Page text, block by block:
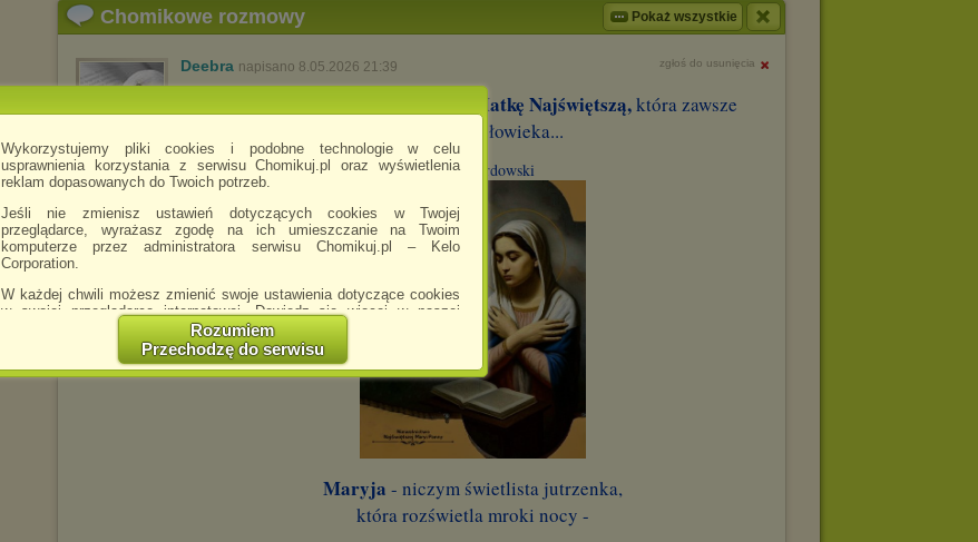
Wykorzystujemy pliki cookies i podobne technologie w celu
usprawnienia korzystania z serwisu Chomikuj.pl oraz wyświetlenia
reklam dopasowanych do Twoich potrzeb.
Jeśli nie zmienisz ustawień dotyczących cookies w Twojej
przeglądarce, wyrażasz zgodę na ich umieszczanie na Twoim
komputerze przez administratora serwisu Chomikuj.pl – Kelo
Corporation.
W każdej chwili możesz zmienić swoje ustawienia dotyczące cookies
w swojej przeglądarce internetowej. Dowiedz się więcej w naszej
http://chomikuj.pl/PolitykaPrywatnosci.aspx
Jednocześnie informujemy że zmiana ustawień przeglądarki może
spowodować ograniczenie korzystania ze strony Chomikuj.pl.
W przypadku braku twojej zgody na akceptację cookies niestety
Zaufanych Partnerów
Wyrażenie sprzeciwu spowoduje, że wyświetlana Ci reklama nie
Rozumiem
Przechodzę do serwisu
Chomikowe rozmowy Pokaż wszystkie
Deebra napisano 8.05.2026 21:39 zgłoś do usunięcia
Matkę Najświętszą,która zawsze
śpieszy do człowieka...
ks. Jan Twardowski
Maryja - niczym świetlista jutrzenka,
która rozświetla mroki nocy -